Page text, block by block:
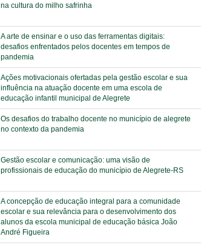
na cultura do milho safrinha
A arte de ensinar e o uso das ferramentas digitais:
desafios enfrentados pelos docentes em tempos de
pandemia
Ações motivacionais ofertadas pela gestão escolar e sua
influência na atuação docente em uma escola de
educação infantil municipal de Alegrete
Os desafios do trabalho docente no município de alegrete
no contexto da pandemia
Gestão escolar e comunicação: uma visão de
profissionais de educação do município de Alegrete-RS
A concepção de educação integral para a comunidade
escolar e sua relevância para o desenvolvimento dos
alunos da escola municipal de educação básica João
André Figueira